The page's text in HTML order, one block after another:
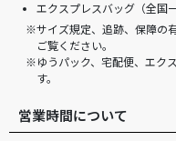
エクスプレスバッグ（全国
サイズ規定、追跡、保障の
ご覧ください。
ゆうパック、宅配便、エク
す。
営業時間について